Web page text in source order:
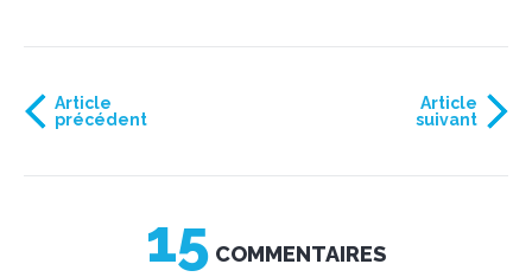
Article
précédent
Article
suivant
15 COMMENTAIRES